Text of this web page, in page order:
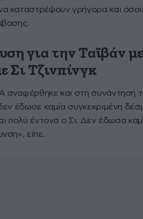
καταστρέψουν γρήγορα και
για την Ταϊβάν
Σι Τζινπίνγκ
και στη συνάντησή
έδωσε καμία συγκεκριμένη
πολύ έντονα ο Σι. Δεν έδωσα
είπε.